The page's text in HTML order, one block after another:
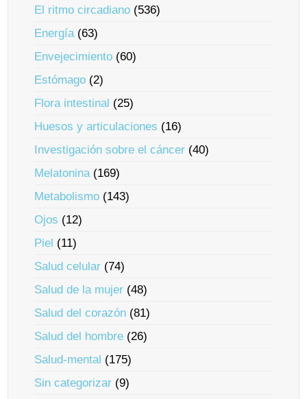
El ritmo circadiano (536)
Energía(63)
Envejecimiento (60)
Estómago (2)
Flora intestinal (25)
Huesos y articulaciones (16)
Investigación sobre el cáncer (40)
Melatonina(169)
Metabolismo (143)
Ojos (12)
Piel (11)
Salud celular (74)
Salud de la mujer (48)
Salud del corazón (81)
Salud del hombre (26)
Salud-mental (175)
Sin categorizar (9)